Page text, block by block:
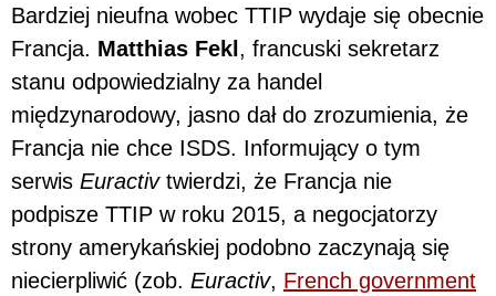
Bardziej nieufna wobec TTIP wydaje się obecnie
Francja. Matthias Fekl , francuski sekretarz
stanu odpowiedzialny za handel
międzynarodowy, jasno dał do zrozumienia, że
Francja nie chce ISDS. Informujący o tym
serwis Euractivtwierdzi, że Francja nie
podpisze TTIP w roku 2015, a negocjatorzy
strony amerykańskiej podobno zaczynają się
niecierpliwić (zob. Euractiv, French government